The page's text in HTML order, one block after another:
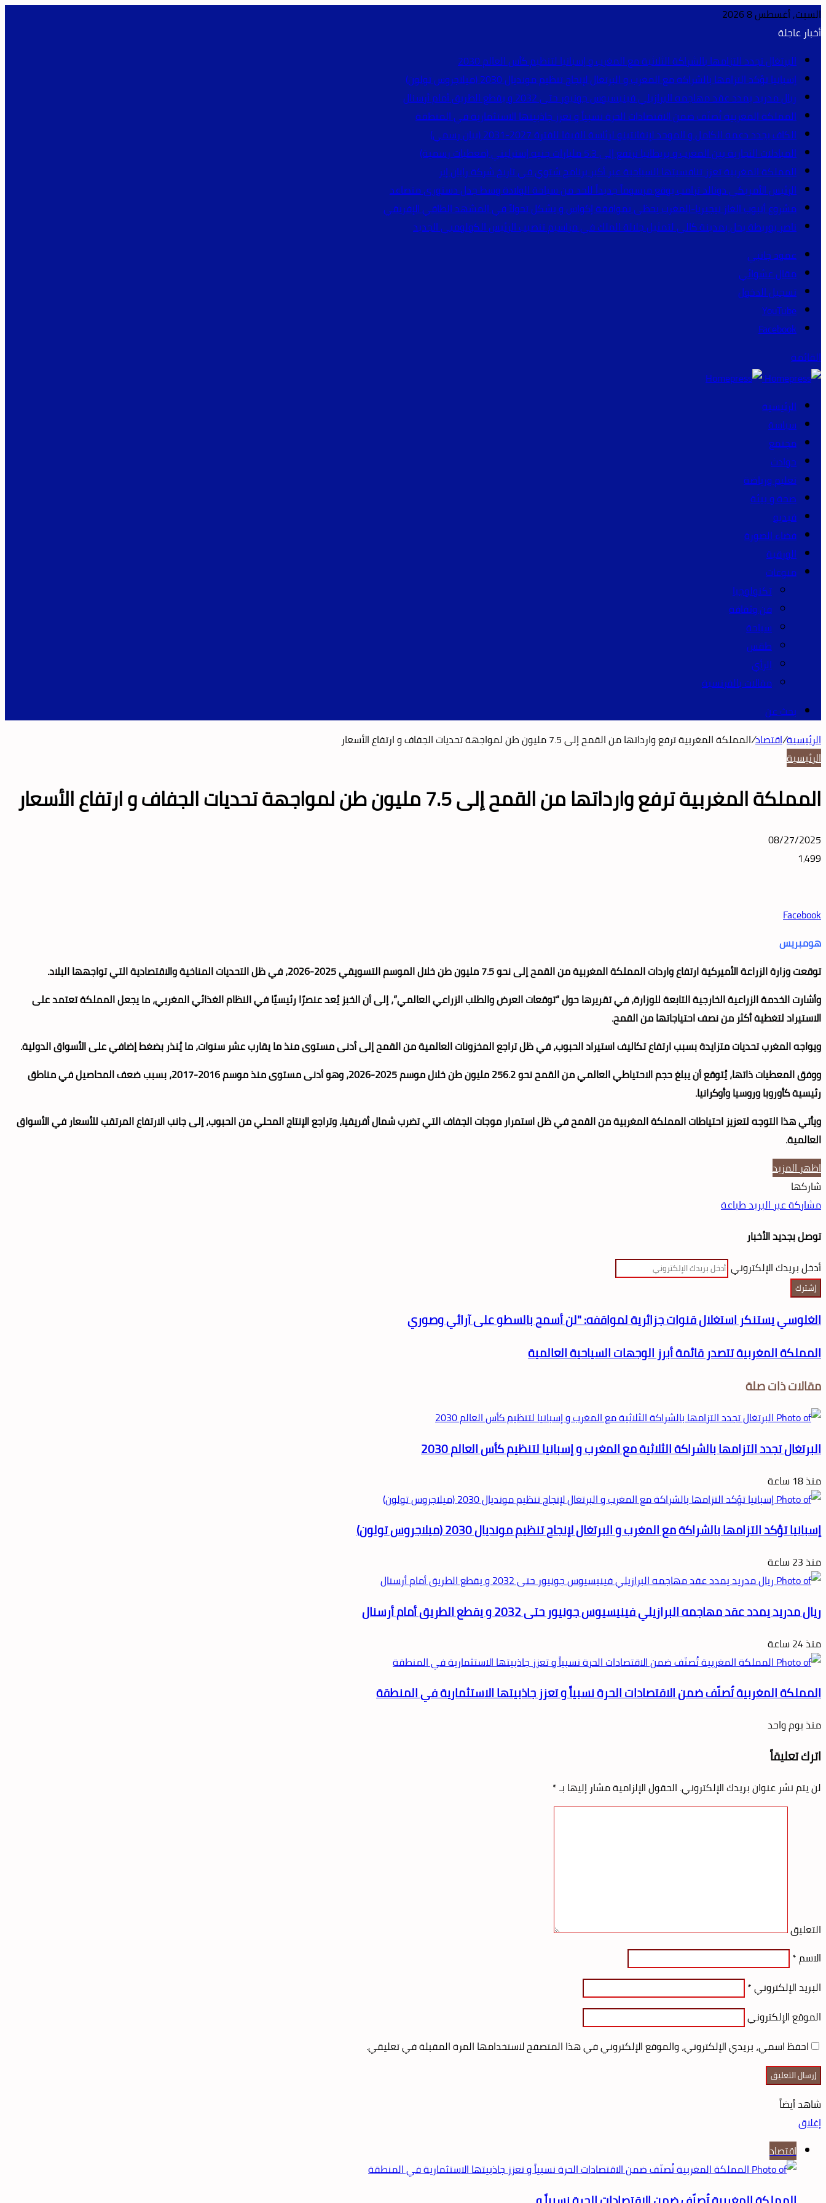
السبت, أغسطس 8 2026
أخبار عاجلة
البرتغال تجدد التزامها بالشراكة الثلاثية مع المغرب و إسبانيا لتنظيم كأس العالم 2030
إسبانيا تؤكد التزامها بالشراكة مع المغرب و البرتغال لإنجاح تنظيم مونديال 2030 (ميلاجروس تولون)
ريال مدريد يمدد عقد مهاجمه البرازيلي فينيسيوس جونيور حتى 2032 و يقطع الطريق أمام أرسنال
المملكة المغربية تُصنّف ضمن الاقتصادات الحرة نسبياً و تعزز جاذبيتها الاستثمارية في المنطقة
الكاف يجدد دعمه الكامل و الموحد لإنفانتينو لرئاسة الفيفا للفترة 2027-2031 (بيان رسمي)
المبادلات التجارية بين المغرب و بريطانيا ترتفع إلى 5.3 مليارات جنيه إسترليني (معطيات رسمية)
المملكة المغربية تعزز تنافسيتها السياحية عبر أكبر برنامج شتوي في تاريخ شركة رايان إير
الرئيس الأمريكي دونالد ترامب يوقع مرسوماً جديداً للحد من سياحة الولادة وسط جدل دستوري متصاعد
مشروع أنبوب الغاز نيجيريا-المغرب يحظى بموافقة إكواس و يشكل تحولاً في المشهد الطاقي الإفريقي
ناصر بوريطة يحل بمدينة كالي لتمثيل جلالة الملك في مراسيم تنصيب الرئيس الكولومبي الجديد
عمود جانبي
مقال عشوائي
تسجيل الدخول
YouTube
Facebook
القائمة
الرئيسية
سياسة
مجتمع
حوادث
تعليم ورياضة
صحة و بيئة
فيديو
فضاء الصورة
الورقية
منوعات
تكنولوجيا
فن وثقافة
سياحة
طقس
الرأي
مقالات بالفرنسية
بحث عن
الرئيسية/اقتصاد/المملكة المغربية ترفع وارداتها من القمح إلى 7.5 مليون طن لمواجهة تحديات الجفاف و ارتفاع الأسعار
الرئيسية
المملكة المغربية ترفع وارداتها من القمح إلى 7.5 مليون طن لمواجهة تحديات الجفاف و ارتفاع الأسعار
08/27/2025
1٬499
Facebook
هومبريس
توقعت وزارة الزراعة الأميركية ارتفاع واردات المملكة المغربية من القمح إلى نحو 7.5 مليون طن خلال الموسم التسويقي 2025-2026، في ظل التحديات المناخية والاقتصادية التي تواجهها البلاد.
وأشارت الخدمة الزراعية الخارجية التابعة للوزارة، في تقريرها حول “توقعات العرض والطلب الزراعي العالمي”، إلى أن الخبز يُعد عنصرًا رئيسيًا في النظام الغذائي المغربي، ما يجعل المملكة تعتمد على
الاستيراد لتغطية أكثر من نصف احتياجاتها من القمح.
ويواجه المغرب تحديات متزايدة بسبب ارتفاع تكاليف استيراد الحبوب، في ظل تراجع المخزونات العالمية من القمح إلى أدنى مستوى منذ ما يقارب عشر سنوات، ما يُنذر بضغط إضافي على الأسواق الدولية.
ووفق المعطيات ذاتها، يُتوقع أن يبلغ حجم الاحتياطي العالمي من القمح نحو 256.2 مليون طن خلال موسم 2025-2026، وهو أدنى مستوى منذ موسم 2016-2017، بسبب ضعف المحاصيل في مناطق
رئيسية كأوروبا وروسيا وأوكرانيا.
ويأتي هذا التوجه لتعزيز احتياطات المملكة المغربية من القمح في ظل استمرار موجات الجفاف التي تضرب شمال أفريقيا، وتراجع الإنتاج المحلي من الحبوب، إلى جانب الارتفاع المرتقب للأسعار في الأسواق
العالمية.
اظهر المزيد
شاركها
مشاركة عبر البريدطباعة
توصل بجديد الأخبار
أدخل بريدك الإلكتروني
الغلوسي يستنكر استغلال قنوات جزائرية لمواقفه: "لن أسمح بالسطو على آرائي وصوري
المملكة المغربية تتصدر قائمة أبرز الوجهات السياحية العالمية
مقالات ذات صلة
البرتغال تجدد التزامها بالشراكة الثلاثية مع المغرب و إسبانيا لتنظيم كأس العالم 2030
منذ 18 ساعة
إسبانيا تؤكد التزامها بالشراكة مع المغرب و البرتغال لإنجاح تنظيم مونديال 2030 (ميلاجروس تولون)
منذ 23 ساعة
ريال مدريد يمدد عقد مهاجمه البرازيلي فينيسيوس جونيور حتى 2032 و يقطع الطريق أمام أرسنال
منذ 24 ساعة
المملكة المغربية تُصنّف ضمن الاقتصادات الحرة نسبياً و تعزز جاذبيتها الاستثمارية في المنطقة
منذ يوم واحد
اترك تعليقاً
لن يتم نشر عنوان بريدك الإلكتروني. الحقول الإلزامية مشار إليها بـ*
التعليق
الاسم*
البريد الإلكتروني*
الموقع الإلكتروني
احفظ اسمي، بريدي الإلكتروني، والموقع الإلكتروني في هذا المتصفح لاستخدامها المرة المقبلة في تعليقي.
شاهد أيضاً
إغلاق
اقتصاد